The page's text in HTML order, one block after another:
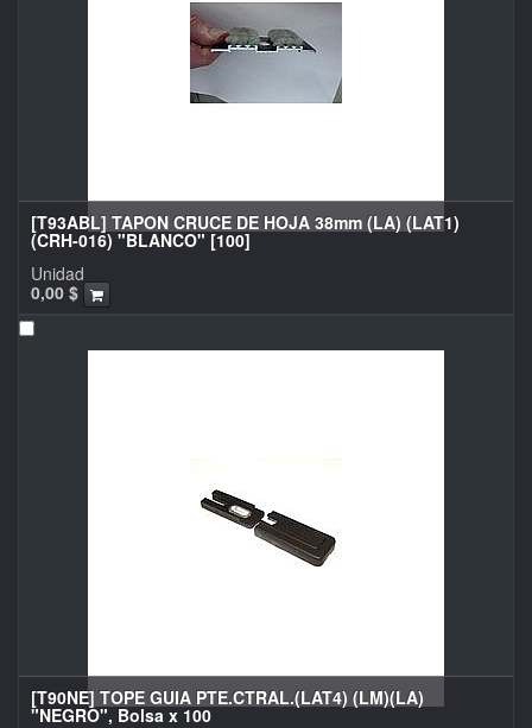
[T93ABL] TAPON CRUCE DE HOJA 38mm (LA) (LAT1)
(CRH-016) "BLANCO" [100]
0,00 $
Unidad
[T90NE] TOPE GUIA PTE.CTRAL.(LAT4) (LM)(LA)
"NEGRO", Bolsa x 100